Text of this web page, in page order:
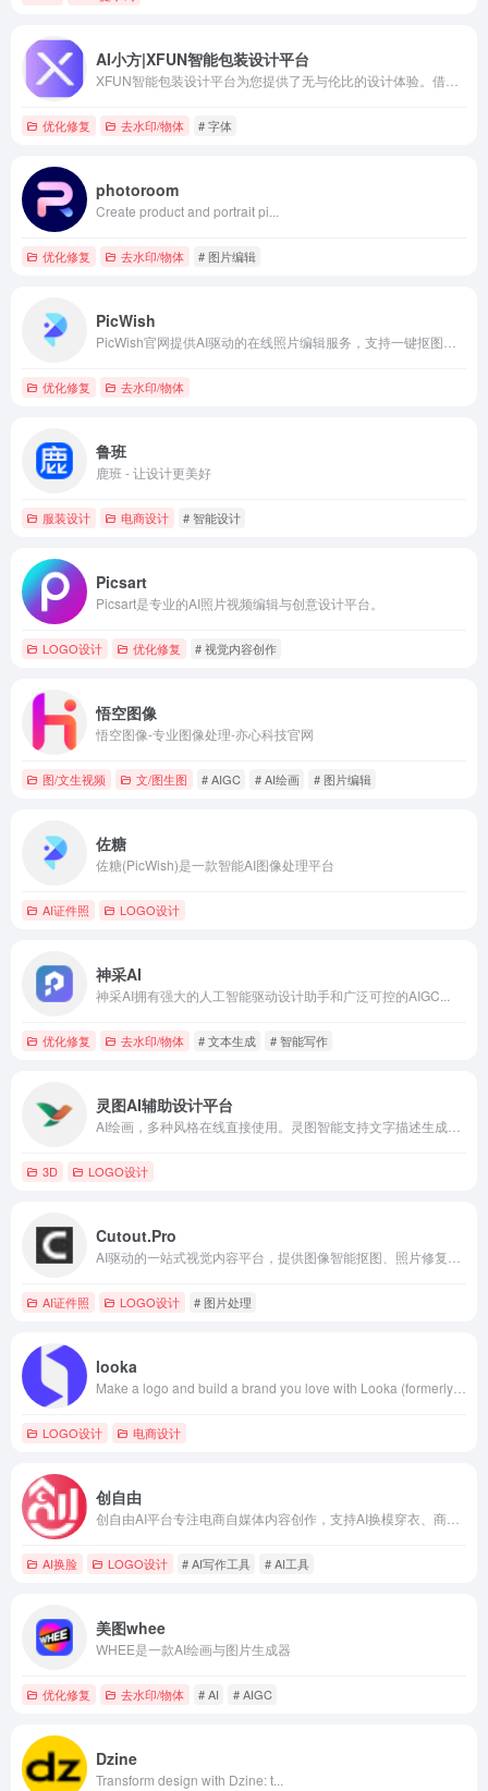
AI小方|XFUN智能包装设计平台
优化修复 去水印/物体 # 字体
photoroom
Create product and portrait pi...
优化修复 去水印/物体 # 图片编辑
PicWish
优化修复 去水印/物体
鲁班
鹿班 - 让设计更美好
服装设计 电商设计 # 智能设计
Picsart
Picsart是专业的AI照片视频编辑与创意设计平台。
LOGO设计 优化修复 # 视觉内容创作
悟空图像
悟空图像-专业图像处理-亦心科技官网
图/文生视频 文/图生图 # AIGC # AI绘画 # 图片编辑
佐糖
佐糖(PicWish)是一款智能AI图像处理平台
AI证件照 LOGO设计
神采AI
神采AI拥有强大的人工智能驱动设计助手和广泛可控的AIGC...
优化修复 去水印/物体 # 文本生成 # 智能写作
灵图AI辅助设计平台
3D LOGO设计
Cutout.Pro
AI证件照 LOGO设计 # 图片处理
looka
LOGO设计 电商设计
创自由
AI换脸 LOGO设计 # AI写作工具 # AI工具
美图whee
WHEE是一款AI绘画与图片生成器
优化修复 去水印/物体 # AI # AIGC
Dzine
Transform design with Dzine: t...